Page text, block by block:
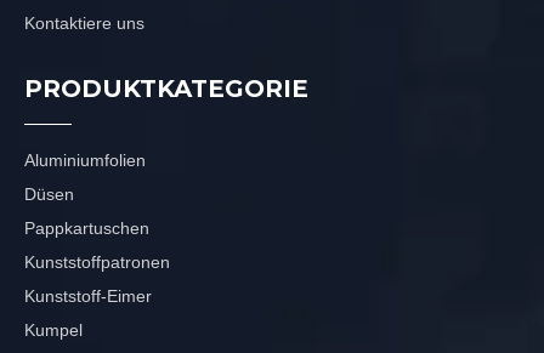
Kontaktiere uns
PRODUKTKATEGORIE
Aluminiumfolien
Düsen
Pappkartuschen
Kunststoffpatronen
Kunststoff-Eimer
Kumpel